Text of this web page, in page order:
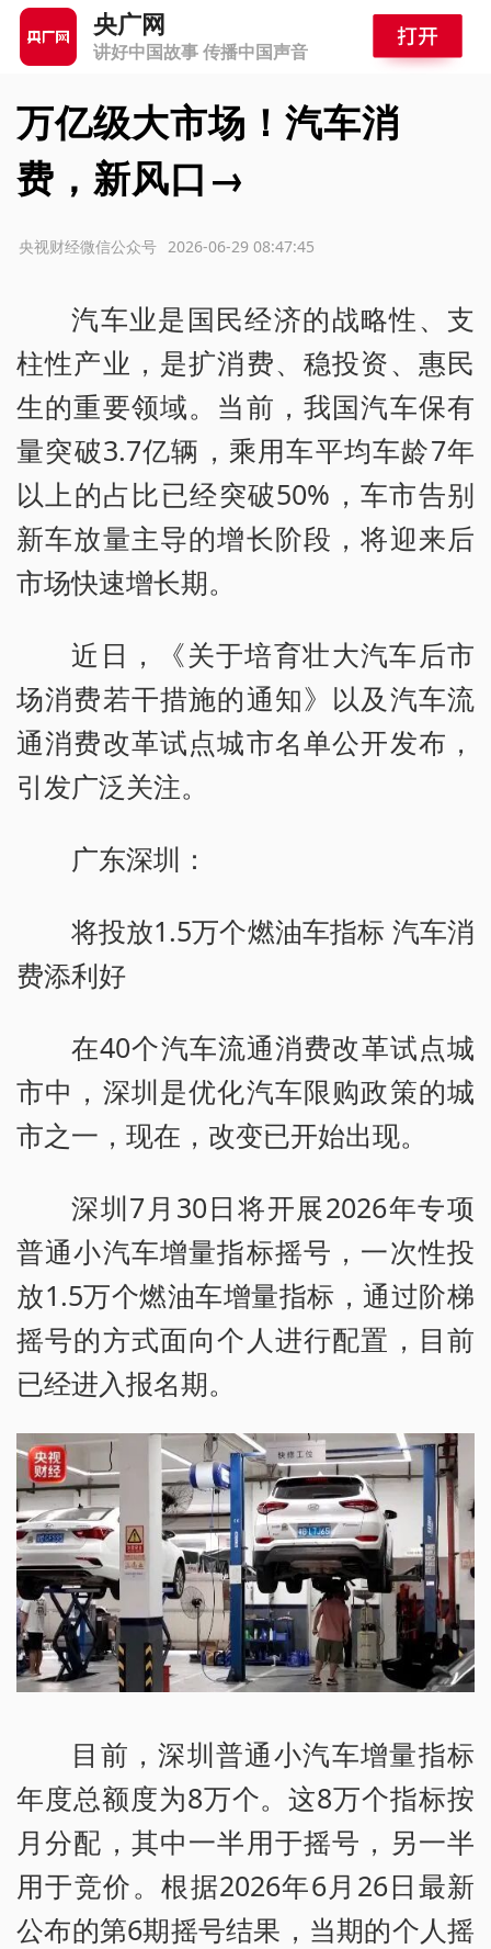
央广网
讲好中国故事 传播中国声音
万亿级大市场！汽车消
费，新风口→
2026-06-29 08:47:45
央视财经微信公众号
汽车业是国民经济的战略性、支
柱性产业，是扩消费、稳投资、惠民
生的重要领域。当前，我国汽车保有
量突破3.7亿辆，乘用车平均车龄7年
以上的占比已经突破50%，车市告别
新车放量主导的增长阶段，将迎来后
市场快速增长期。
近日，《关于培育壮大汽车后市
场消费若干措施的通知》以及汽车流
通消费改革试点城市名单公开发布，
引发广泛关注。
广东深圳：
将投放1.5万个燃油车指标 汽车消
费添利好
在40个汽车流通消费改革试点城
市中，深圳是优化汽车限购政策的城
市之一，现在，改变已开始出现。
深圳7月30日将开展2026年专项
普通小汽车增量指标摇号，一次性投
放1.5万个燃油车增量指标，通过阶梯
摇号的方式面向个人进行配置，目前
已经进入报名期。
目前，深圳普通小汽车增量指标
年度总额度为8万个。这8万个指标按
月分配，其中一半用于摇号，另一半
用于竞价。根据2026年6月26日最新
公布的第6期摇号结果，当期的个人摇